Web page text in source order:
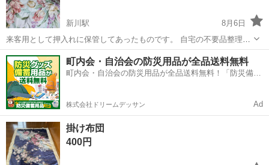
新川駅
8月6日
来客用として押入れに保管してあったものです。 自宅の不要品整理の
ため出品します。 室内で保管していたものですが放置しておりました
ので、目に見える汚れだけでなく目に見えない汚れも多分にあると思
います。現状でのお渡しとなります...
北海道 札幌市 新川駅 寝具
町内会・自治会の防災用品が全品送料無料
町内会・自治会の防災用品が全品送料無料！「防災備蓄
株式会社ドリームデッサン Ad
掛け布団
400円